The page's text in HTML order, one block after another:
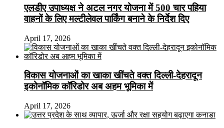
एलडीए उपाध्यक्ष ने अटल नगर योजना में 500 चार पहिया
वाहनों के लिए मल्टीलेवल पार्किंग बनाने के निर्देश दिए
April 17, 2026
विकास योजनाओं का खाका खींचते वक्त दिल्ली-देहरादून
इकोनॉमिक कॉरिडोर अब अहम भूमिका में
April 17, 2026